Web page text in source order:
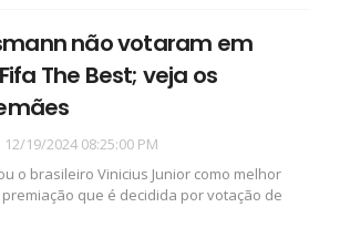
não votaram em
The Best; veja os
12/19/2024 08:25:00 PM
o brasileiro Vinicius Junior como melhor
que é decidida por votação de